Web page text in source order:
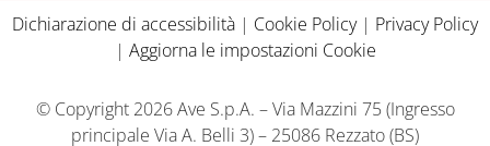
Dichiarazione di accessibilità | Cookie Policy| Privacy Policy
| Aggiorna le impostazioni Cookie
© Copyright 2026 Ave S.p.A. – Via Mazzini 75 (Ingresso
principale Via A. Belli 3) – 25086 Rezzato (BS)